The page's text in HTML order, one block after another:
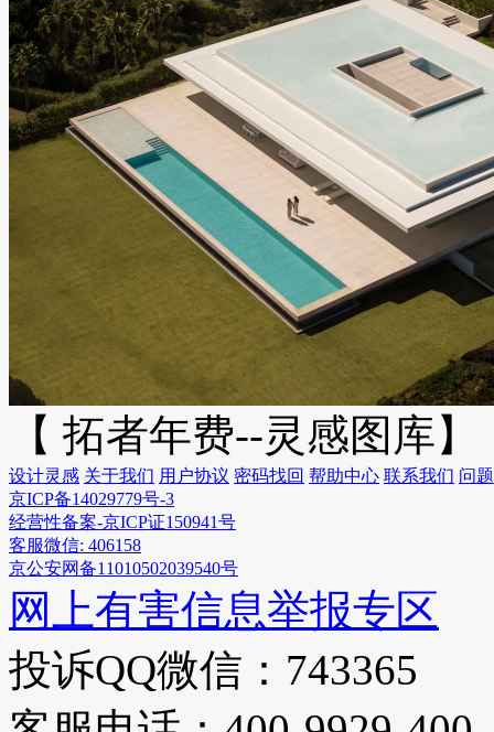
【 拓者年费--灵感图库】
设计灵感 关于我们 用户协议 密码找回 帮助中心 联系我们 问
京ICP备14029779号-3
经营性备案-京ICP证150941号
客服微信: 406158
京公安网备11010502039540号
网上有害信息举报专区
投诉QQ微信：743365